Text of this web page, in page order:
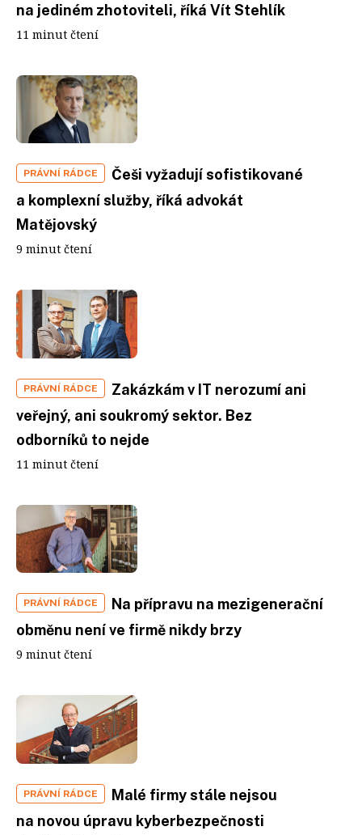
na jediném zhotoviteli, říká Vít Stehlík
11 minut čtení
PRÁVNÍ RÁDCE
Češi vyžadují sofistikované
a komplexní služby, říká advokát
Matějovský
9 minut čtení
PRÁVNÍ RÁDCE
Zakázkám v IT nerozumí ani
veřejný, ani soukromý sektor. Bez
odborníků to nejde
11 minut čtení
PRÁVNÍ RÁDCE
Na přípravu na mezigenerační
obměnu není ve firmě nikdy brzy
9 minut čtení
PRÁVNÍ RÁDCE
Malé firmy stále nejsou
na novou úpravu kyberbezpečnosti